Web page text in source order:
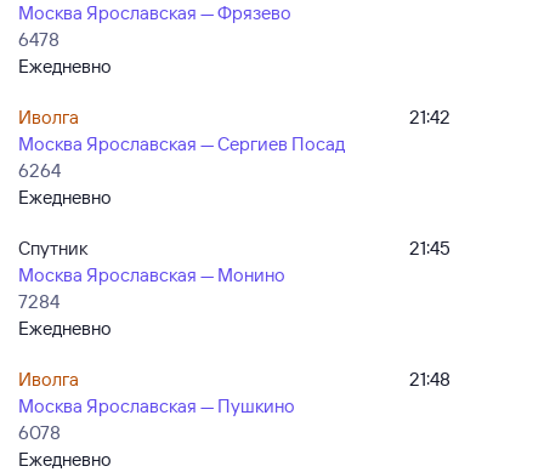
Москва Ярославская — Фрязево
6478
Ежедневно
Иволга
Москва Ярославская — Сергиев Посад
6264
Ежедневно
21:42
Спутник
Москва Ярославская — Монино
7284
Ежедневно
21:45
Иволга
Москва Ярославская — Пушкино
6078
Ежедневно
21:48